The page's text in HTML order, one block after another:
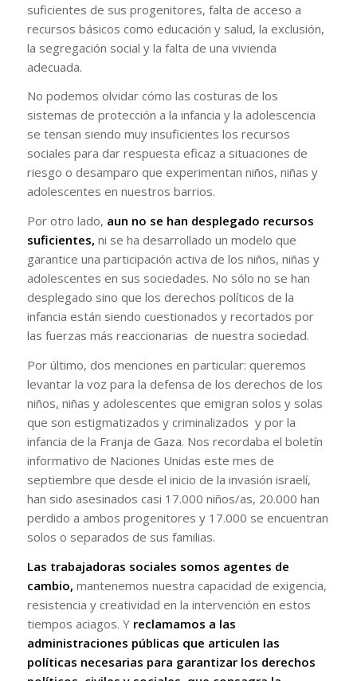
suficientes de sus progenitores, falta de acceso a
recursos básicos como educación y salud, la exclusión,
la segregación social y la falta de una vivienda
adecuada.
No podemos olvidar cómo las costuras de los
sistemas de protección a la infancia y la adolescencia
se tensan siendo muy insuficientes los recursos
sociales para dar respuesta eficaz a situaciones de
riesgo o desamparo que experimentan niños, niñas y
adolescentes en nuestros barrios.
Por otro lado, aun no se han desplegado recursos
suficientes, ni se ha desarrollado un modelo que
garantice una participación activa de los niños, niñas y
adolescentes en sus sociedades. No sólo no se han
desplegado sino que los derechos políticos de la
infancia están siendo cuestionados y recortados por
las fuerzas más reaccionarias de nuestra sociedad.
Por último, dos menciones en particular: queremos
levantar la voz para la defensa de los derechos de los
niños, niñas y adolescentes que emigran solos y solas
que son estigmatizados y criminalizados y por la
infancia de la Franja de Gaza. Nos recordaba el boletín
informativo de Naciones Unidas este mes de
septiembre que desde el inicio de la invasión israelí,
han sido asesinados casi 17.000 niños/as, 20.000 han
perdido a ambos progenitores y 17.000 se encuentran
solos o separados de sus familias.
Las trabajadoras sociales somos agentes de
cambio, mantenemos nuestra capacidad de exigencia,
resistencia y creatividad en la intervención en estos
tiempos aciagos. Y reclamamos a las
administraciones públicas que articulen las
políticas necesarias para garantizar los derechos